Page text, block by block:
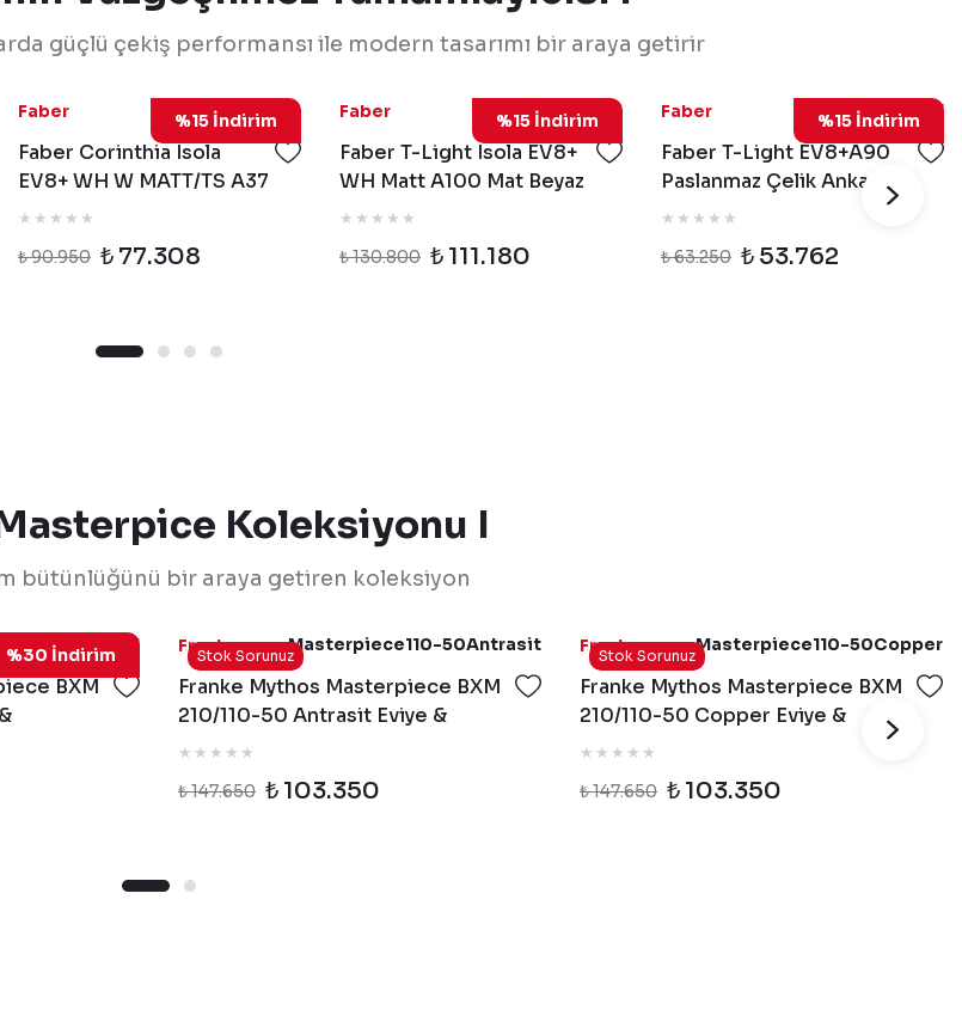
Koleksiyonu I
bütünlüğünü bir araya getiren koleksiyon
%30 İndirim
68Gold
BXM
& Gold
Stok Sorunuz
Franke Masterpiece110-50Antrasit
Franke Mythos Masterpiece BXM
210/110-50 Antrasit Eviye &
Masterpiece Antrasit Armatür &
₺ 147.650 ₺ 103.350
Stok Sorunuz
Franke Masterpiece110-50Copper
Franke Mythos Masterpiece BXM
210/110-50 Copper Eviye &
Masterpiece Copper Armatür &
₺ 147.650 ₺ 103.350
güçlü çekiş performansı ile modern tasarımı bir araya getirir
%15 İndirim
Faber 110.0456.219
Faber Corinthia Isola
EV8+ WH W MATT/TS A37
Mat Beyaz/Tibet Gümüşü
₺ 90.950 ₺ 77.308
%15 İndirim
Faber 110.0456.265
Faber T-Light Isola EV8+
WH Matt A100 Mat Beyaz
Ada Tipi Davlumbaz
₺ 130.800 ₺ 111.180
%15 İndirim
Faber 110.0456.267
Faber T-Light EV8+A90
Paslanmaz Çelik Ankastre
Davlumbaz
₺ 63.250 ₺ 53.762